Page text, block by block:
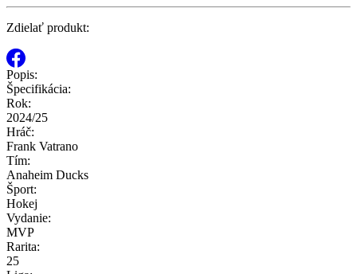
Zdielať produkt:
Popis:
Špecifikácia:
Rok:
2024/25
Hráč:
Frank Vatrano
Tím:
Anaheim Ducks
Šport:
Hokej
Vydanie:
MVP
Rarita:
25